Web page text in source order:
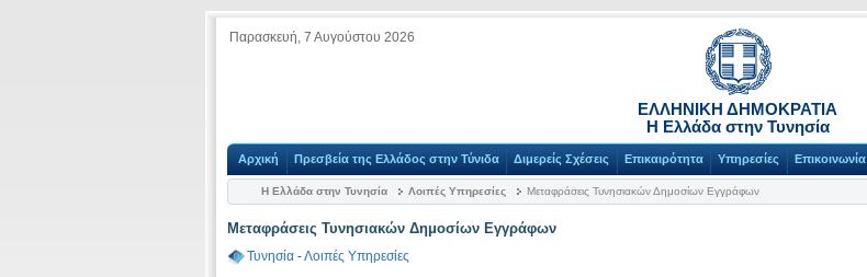
Παρασκευή, 7 Αυγούστου 2026
ΕΛΛΗΝΙΚΗ ΔΗΜΟΚΡΑΤΙΑ
Η Ελλάδα στην Τυνησία
Αρχική Πρεσβεία της Ελλάδος στην Τύνιδα Διμερείς Σχέσεις Επικαιρότητα Υπηρεσίες Επικοινωνία
Η Ελλάδα στην Τυνησία Λοιπές Υπηρεσίες Μεταφράσεις Τυνησιακών Δημοσίων Εγγράφων
Μεταφράσεις Τυνησιακών Δημοσίων Εγγράφων
Τυνησία -Λοιπές Υπηρεσίες